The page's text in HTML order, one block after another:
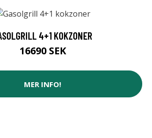
4+1 KOKZONER
16690 SEK
MER INFO!